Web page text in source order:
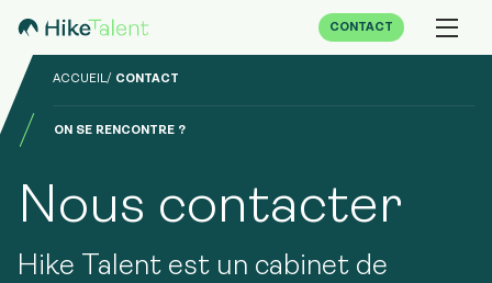
CONTACT
ACCUEIL CONTACT
ON SE RENCONTRE ?
Nous contacter
Hike Talent est un cabinet de